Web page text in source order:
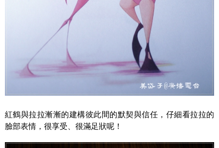
紅鶴與拉拉漸漸的建構彼此間的默契與信任，仔細看拉拉的
臉部表情，很享受、很滿足狀呢！